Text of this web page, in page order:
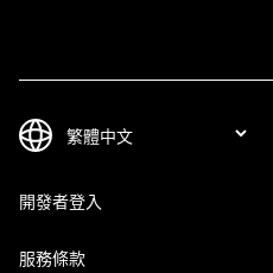
開發者登入
服務條款